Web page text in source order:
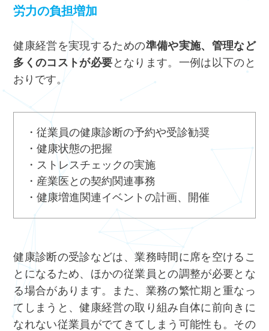
労力の負担増加
健康経営を実現するための準備や実施、管理など
多くのコストが必要 となります。一例は以下のと
おりです。
・従業員の健康診断の予約や受診勧奨
・健康状態の把握
・ストレスチェックの実施
・産業医との契約関連事務
・健康増進関連イベントの計画、開催
健康診断の受診などは、業務時間に席を空けるこ
とになるため、ほかの従業員との調整が必要とな
る場合があります。また、業務の繁忙期と重なっ
てしまうと、健康経営の取り組み自体に前向きに
なれない従業員がでてきてしまう可能性も。その